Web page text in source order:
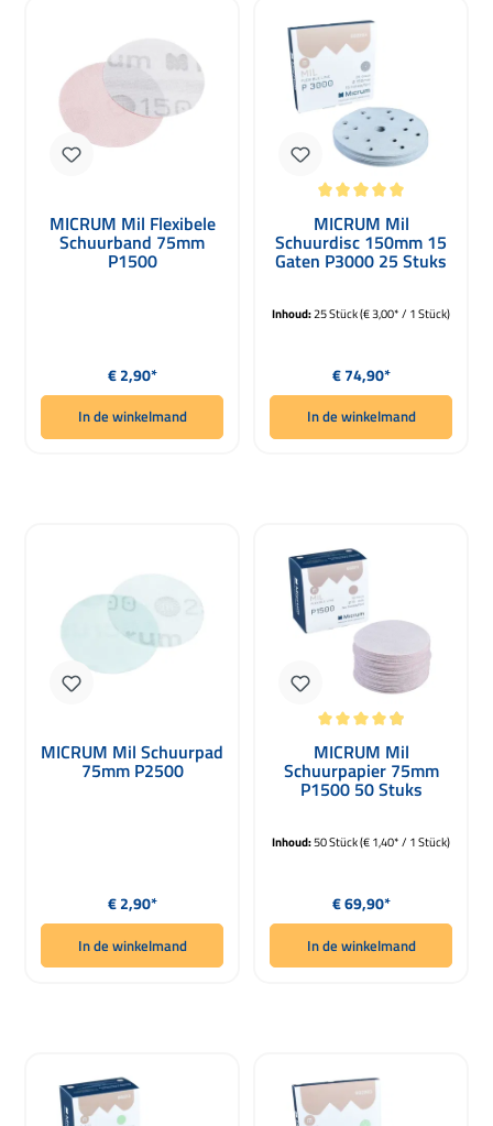
MICRUM Mil Flexibele
Schuurband 75mm
P1500
Normale prijs:
€ 2,90*
In de winkelmand
MICRUM Mil
Schuurdisc 150mm 15
Gaten P3000 25 Stuks
Inhoud:25 Stück(€ 3,00* / 1 Stück)
Normale prijs:
€ 74,90*
In de winkelmand
MICRUM Mil Schuurpad
75mm P2500
Normale prijs:
€ 2,90*
In de winkelmand
Gemiddelde waardering van 4.88
MICRUM Mil
Schuurpapier 75mm
P1500 50 Stuks
Inhoud:50 Stück(€ 1,40* / 1 Stück)
Normale prijs:
€ 69,90*
In de winkelmand